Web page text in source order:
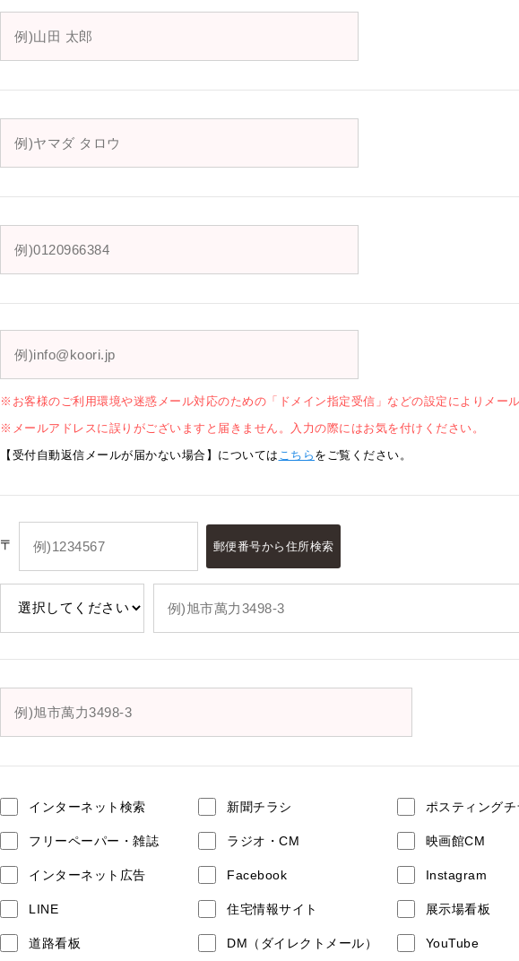
※お客様のご利用環境や迷惑メール対応のための「ドメイン指定受信」などの設定によりメー
※メールアドレスに誤りがございますと届きません。入力の際にはお気を付けください。
【受付自動返信メールが届かない場合】については こちら をご覧ください。
〒 郵便番号から住所検索
インターネット検索 新聞チラシ ポスティング
フリーペーパー・雑誌 ラジオ・CM 映画館CM
インターネット広告 Facebook Instagram
LINE 住宅情報サイト 展示場看板
道路看板 DM（ダイレクトメール） YouTube